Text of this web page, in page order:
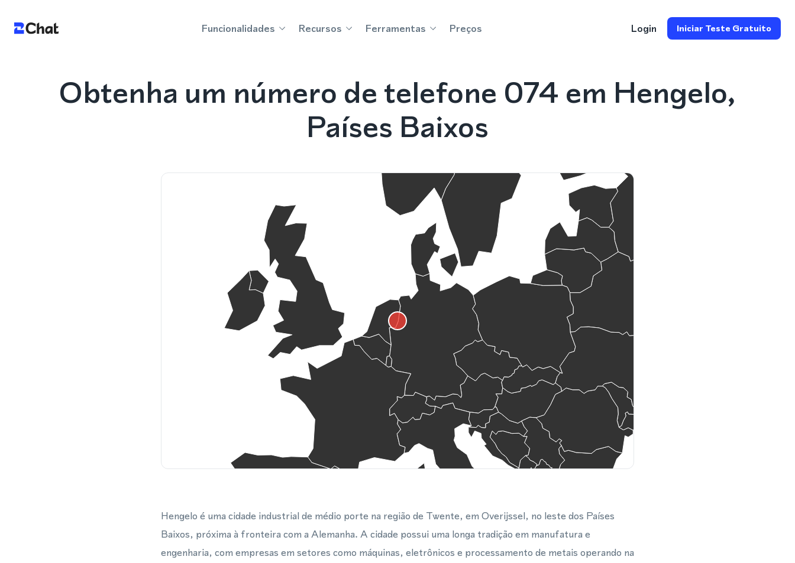
Funcionalidades Recursos Ferramentas Preços Login Iniciar Teste Gratuito
Obtenha um número de telefone 074 em Hengelo,
Países Baixos
Hengelo é uma cidade industrial de médio porte na região de Twente, em Overijssel, no leste dos Países
Baixos, próxima à fronteira com a Alemanha. A cidade possui uma longa tradição em manufatura e
engenharia, com empresas em setores como máquinas, eletrônicos e processamento de metais operando na